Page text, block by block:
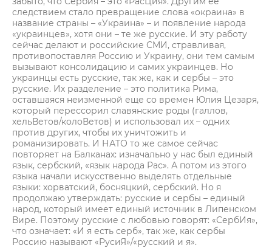
следствием стало превращение слова «окраина» в
название страны – «Украина» – и появление народа
«украинцев», хотя они – те же русские. И эту работу
сейчас делают и российские СМИ, стравливая,
противопоставляя Россию и Украину, они тем самым
вызывают консолидацию и самих украинцев. Но
украинцы есть русские, так же, как и сербы – это
русские. Их разделение – это политика Рима,
оставшаяся неизменной еще со времен Юлия Цезаря,
который перессорил славянские роды (галлов,
хельВетов/колоВетов) и использовал их – одних
против других, чтобы их уничтожить и
романизировать. И НАТО то же самое сейчас
повторяет на Балканах: изначально у нас был единый
язык, сербский, «язык народа Рас». А потом из этого
языка начали искусственно выделять отдельные
языки: хорватский, босняцкий, сербский. Но я
продолжаю утверждать: русские и сербы – единый
народ, который имеет единый источник в Липенском
Вире. Поэтому русские с любовью говорят: «СербИя»,
что означает: «И я есть серб», так же, как сербы
Россию называют «РусиЯ»/«русский и я».